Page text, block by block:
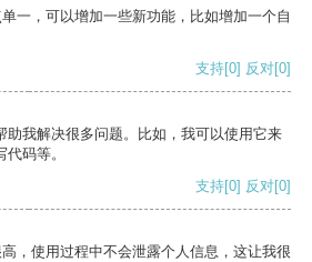
一，可以增加一些新功能，比如增加一个自
支持[0] 反对[0]
助我解决很多问题。比如，我可以使用它来
码等。
支持[0] 反对[0]
，使用过程中不会泄露个人信息，这让我很